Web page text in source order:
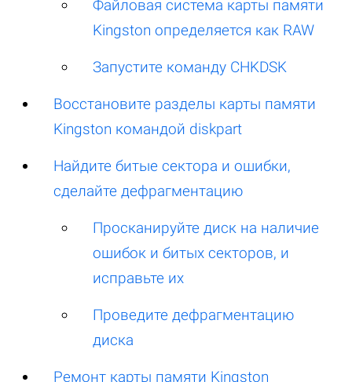
Файловая система карты памяти
Kingston определяется как RAW
Запустите команду CHKDSK
Восстановите разделы карты памяти
Kingston командой diskpart
Найдите битые сектора и ошибки,
сделайте дефрагментацию
Просканируйте диск на наличие
ошибок и битых секторов, и
исправьте их
Проведите дефрагментацию
диска
Ремонт карты памяти Kingston